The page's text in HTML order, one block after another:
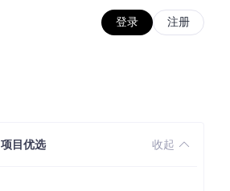
登录 注册
项目优选 收起